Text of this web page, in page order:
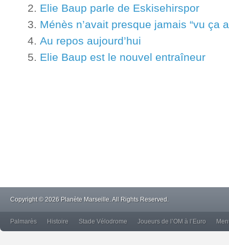
Elie Baup parle de Eskisehirspor
Ménès n’avait presque jamais “vu ça
Au repos aujourd’hui
Elie Baup est le nouvel entraîneur
Copyright © 2026 Planète Marseille. All Rights Reserved.
Palmarès Histoire Stade Vélodrome Joueurs de l’OM à l’Euro